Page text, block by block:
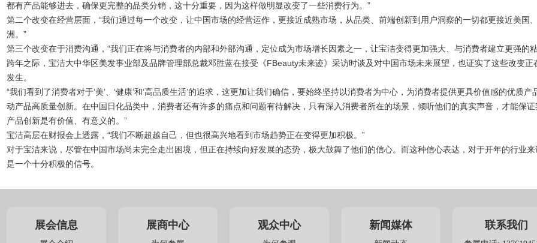
都有产品能够进去，确保更完整的品类分销，这十分重要，因为这样做明显改变了一些消费行为。”
第二个改变在经营层面，“我们通过每一个改变，让中国市场的经营运作，更接近成熟市场，从品类、前端创新到用户洞察的一切都更接近美国
洲。”
第三个改变在于消费沟通 ，“我们正在将与消费者的内部和外部沟通，定位成为市场增长因素之一，让宝洁变得更加强大、与消费者建立更强的
跨年之际，宝洁大中华区美发事业部及品牌管理部总裁邓胜蓝在接受《FBeauty未来迹》采访时谈及对中国市场未来展望，也证实了这些改变正
发生。
“我们看到了消费者对于‘美’、‘健康’和‘高品质生活’的追求，这更加让我们确信，要始终坚持以消费者为中心，为消费者提供更具价值感的优质产
动产品高质量创新。在中国日化品类中，消费者还有许多的痛点和问题有待解决，只有深入消费者所在的场景，倾听他们的真实声音，才能保证
产品创新是有价值、有意义的。”
宝洁高层在财报会上透露，“我们不断超越自己，但也很高兴地看到市场趋势正在变得更加积极。”
对于宝洁来说，尽管在中国市场尚未完全走出困境，但正在持续向好发展的态势，极大鼓舞了他们的信心。而这种信心表达，对于开年的行业来
是一个十分积极的信号。
展会信息 展商中心 观众中心 新闻媒体 联系我们